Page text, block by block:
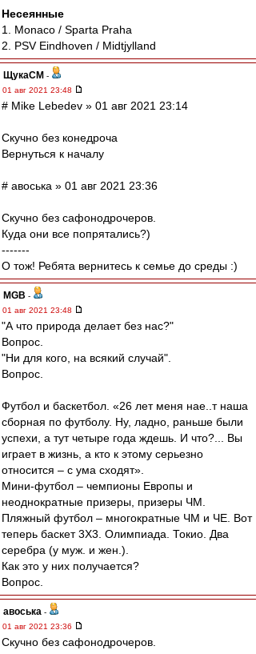
Несеянные
1. Monaco / Sparta Praha
2. PSV Eindhoven / Midtjylland
ЩукаСМ -
01 авг 2021 23:48
# Mike Lebedev » 01 авг 2021 23:14
Скучно без конедроча
Вернуться к началу
# авоська » 01 авг 2021 23:36
Скучно без сафонодрочеров.
Куда они все попрятались?)
-------
О тож! Ребята вернитесь к семье до среды :)
MGB -
01 авг 2021 23:48
"А что природа делает без нас?"
Вопрос.
"Ни для кого, на всякий случай".
Вопрос.
Футбол и баскетбол. «26 лет меня нае..т наша
сборная по футболу. Ну, ладно, раньше были
успехи, а тут четыре года ждешь. И что?... Вы
играет в жизнь, а кто к этому серьезно
относится – с ума сходят».
Мини-футбол – чемпионы Европы и
неоднократные призеры, призеры ЧМ.
Пляжный футбол – многократные ЧМ и ЧЕ. Вот
теперь баскет 3Х3. Олимпиада. Токио. Два
серебра (у муж. и жен.).
Как это у них получается?
Вопрос.
авоська -
01 авг 2021 23:36
Скучно без сафонодрочеров.